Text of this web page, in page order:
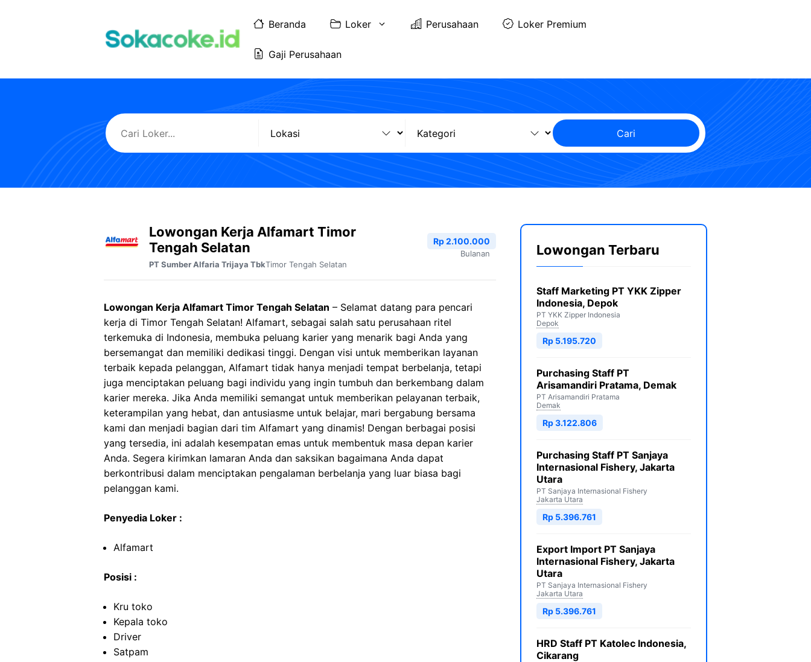
Beranda Loker Perusahaan Loker Premium
Gaji Perusahaan
Cari
Lowongan Kerja Alfamart Timor
Tengah Selatan
PT Sumber Alfaria Trijaya TbkTimor Tengah Selatan
Rp 2.100.000
Bulanan
Lowongan Kerja Alfamart Timor Tengah Selatan – Selamat datang para pencari
kerja di Timor Tengah Selatan! Alfamart, sebagai salah satu perusahaan ritel
terkemuka di Indonesia, membuka peluang karier yang menarik bagi Anda yang
bersemangat dan memiliki dedikasi tinggi. Dengan visi untuk memberikan layanan
terbaik kepada pelanggan, Alfamart tidak hanya menjadi tempat berbelanja, tetapi
juga menciptakan peluang bagi individu yang ingin tumbuh dan berkembang dalam
karier mereka. Jika Anda memiliki semangat untuk memberikan pelayanan terbaik,
keterampilan yang hebat, dan antusiasme untuk belajar, mari bergabung bersama
kami dan menjadi bagian dari tim Alfamart yang dinamis! Dengan berbagai posisi
yang tersedia, ini adalah kesempatan emas untuk membentuk masa depan karier
Anda. Segera kirimkan lamaran Anda dan saksikan bagaimana Anda dapat
berkontribusi dalam menciptakan pengalaman berbelanja yang luar biasa bagi
pelanggan kami.
Penyedia Loker :
Alfamart
Posisi :
Kru toko
Kepala toko
Driver
Satpam
Lowongan Terbaru
Staff Marketing PT YKK Zipper
Indonesia, Depok
PT YKK Zipper Indonesia
Depok
Rp 5.195.720
Purchasing Staff PT
Arisamandiri Pratama, Demak
PT Arisamandiri Pratama
Demak
Rp 3.122.806
Purchasing Staff PT Sanjaya
Internasional Fishery, Jakarta
Utara
PT Sanjaya Internasional Fishery
Jakarta Utara
Rp 5.396.761
Export Import PT Sanjaya
Internasional Fishery, Jakarta
Utara
PT Sanjaya Internasional Fishery
Jakarta Utara
Rp 5.396.761
HRD Staff PT Katolec Indonesia,
Cikarang